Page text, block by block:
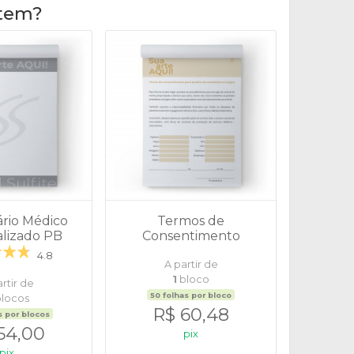
Médico
PB
4.8
de
por blocos
Termos de
Consentimento
A partir de
1 bloco
50 folhas por bloco
R$ 60,48
pix